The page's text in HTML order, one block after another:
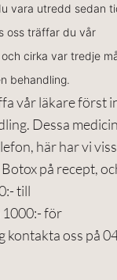
vara utredd sedan
oss träffar du vår
cirka var tredje
behandling.
vår läkare först
Dessa
här har vi viss
på recept,
till
1000:- för
kontakta oss på